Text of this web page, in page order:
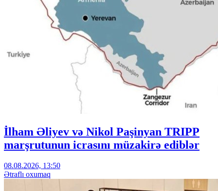
İlham Əliyev və Nikol Paşinyan TRIPP
marşrutunun icrasını müzakirə ediblər
08.08.2026, 13:50
Ətraflı oxumaq